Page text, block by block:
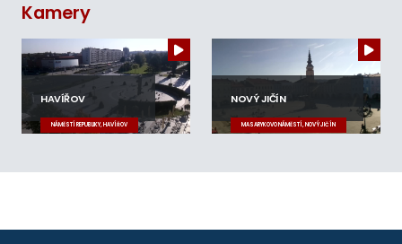
Kamery
HAVÍŘOV
NÁMĚSTÍ REPUBLIKY, HAVÍŘOV
NOVÝ JIČÍN
MASARYKOVO NÁMĚSTÍ, NOVÝ JIČÍN